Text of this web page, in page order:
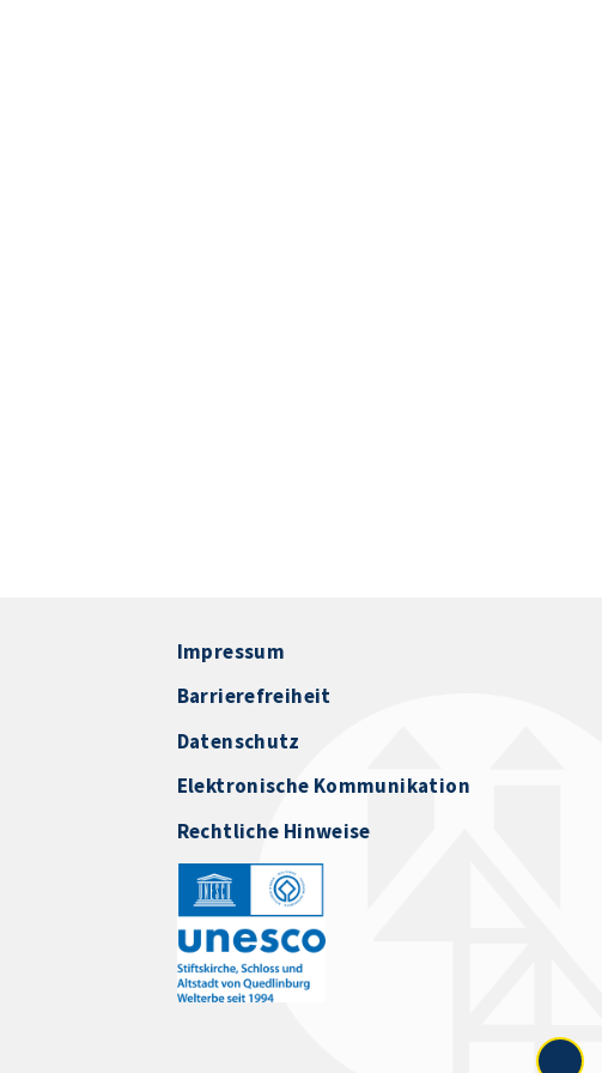
Impressum
Barrierefreiheit
Datenschutz
Elektronische Kommunikation
Rechtliche Hinweise